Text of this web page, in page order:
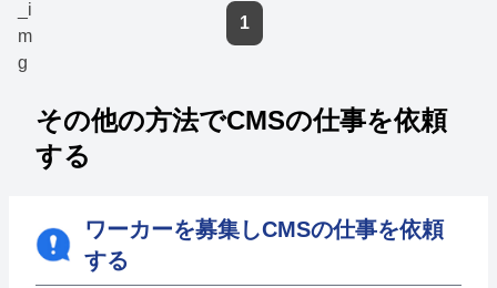
1
その他の方法でCMSの仕事を依頼
する
ワーカーを募集しCMSの仕事を依頼
する